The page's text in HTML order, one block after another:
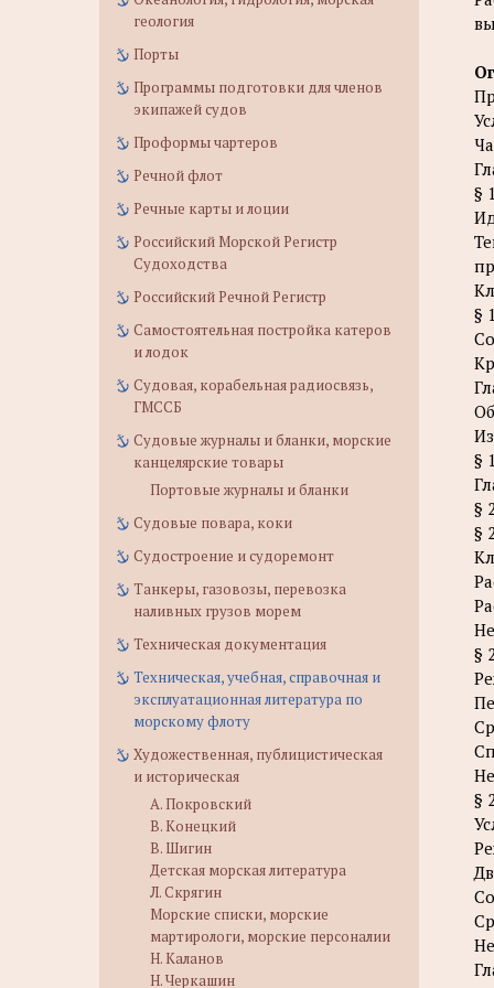
геология
Порты
Программы подготовки для членов
экипажей судов
Проформы чартеров
Речной флот
Речные карты и лоции
Российский Морской Регистр
Судоходства
Российский Речной Регистр
Самостоятельная постройка катеров
и лодок
Судовая, корабельная радиосвязь,
ГМССБ
Судовые журналы и бланки, морские
канцелярские товары
Портовые журналы и бланки
Судовые повара, коки
Судостроение и судоремонт
Танкеры, газовозы, перевозка
наливных грузов морем
Техническая документация
Техническая, учебная, справочная и
эксплуатационная литература по
морскому флоту
Художественная, публицистическая
и историческая
А. Покровский
В. Конецкий
В. Шигин
Детская морская литература
Л. Скрягин
Морские списки, морские
мартирологи, морские персоналии
Н. Каланов
Н. Черкашин
§
§
§
§
§
§
§